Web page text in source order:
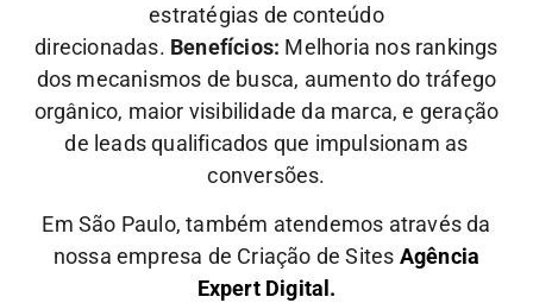
estratégias de conteúdo
direcionadas. Benefícios: Melhoria nos rankings
dos mecanismos de busca, aumento do tráfego
orgânico, maior visibilidade da marca, e geração
de leads qualificados que impulsionam as
conversões.
Em São Paulo, também atendemos através da
nossa empresa de Criação de Sites Agência
Expert Digital.